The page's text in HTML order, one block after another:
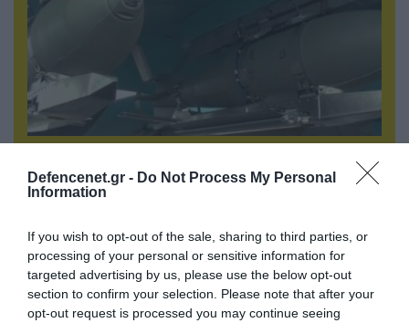
Defencenet.gr - Do Not Process My Personal
Information
If you wish to opt-out of the sale, sharing to third parties, or
processing of your personal or sensitive information for
targeted advertising by us, please use the below opt-out
section to confirm your selection. Please note that after your
opt-out request is processed you may continue seeing
Βίντεο: Ρωσική βόμβα FAB-3000 «εξαφανίζει
από τον χάρτη» σημείο διέλευσης των